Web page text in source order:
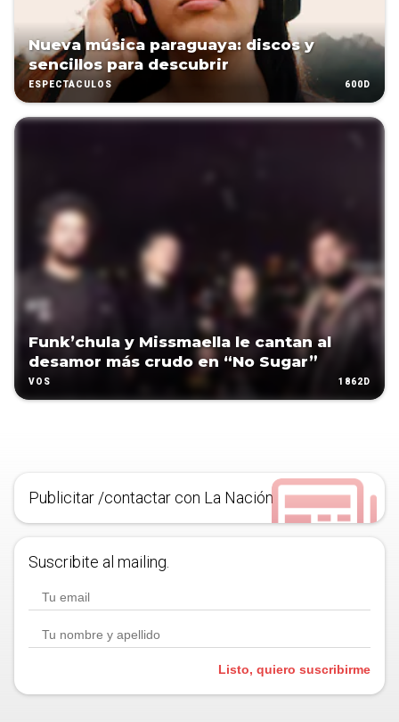
Nueva música paraguaya: discos y
sencillos para descubrir
ESPECTÁCULOS 600D
Funk’chula y Missmaella le cantan al
desamor más crudo en “No Sugar”
VOS 1862D
Publicitar /contactar con La Nación
Suscribite al mailing.
Listo, quiero suscribirme